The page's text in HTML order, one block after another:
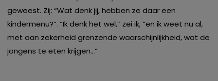
geweest. Zij: “Wat denk jij, hebben ze daar een
kindermenu?”. “Ik denk het wel,” zei ik, “en ik weet nu al,
met aan zekerheid grenzende waarschijnlijkheid, wat de
jongens te eten krijgen…”